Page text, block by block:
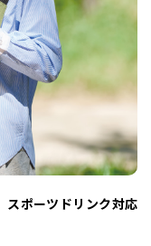
スポーツドリンク対応